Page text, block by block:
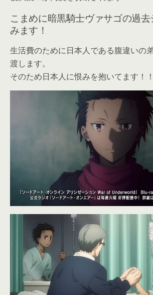
こまめに暗黒騎士ヴァサゴの過去
みます！
生活費のために日本人である腹違いの
渡します。
そのため日本人に恨みを抱いてます！！